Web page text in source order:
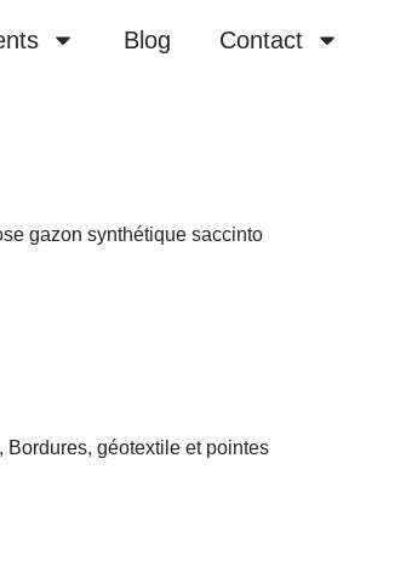
Blog Contact
géotextile et pointes